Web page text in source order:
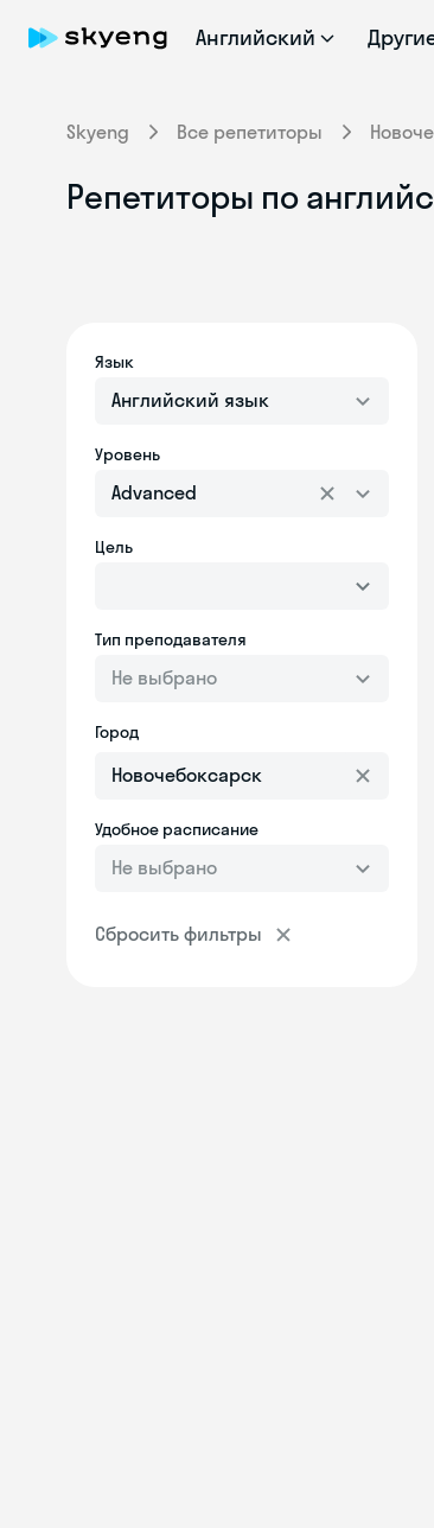
Английский
Skyeng Все репетиторы
Репетиторы по
Язык
Английский язык
Уровень
Advanced
Цель
Тип преподавателя
Не выбрано
Город
Удобное расписание
Не выбрано
Сбросить фильтры